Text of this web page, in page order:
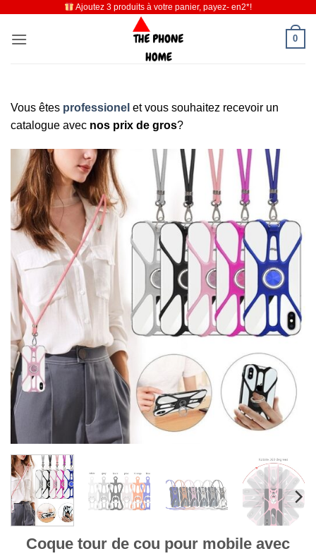
contenu
Ajoutez 3 produits à votre panier, payez- en2*!
0
Vous êtes professionel et vous souhaitez recevoir un
catalogue avec nos prix de gros?
Coque tour de cou pour mobile avec